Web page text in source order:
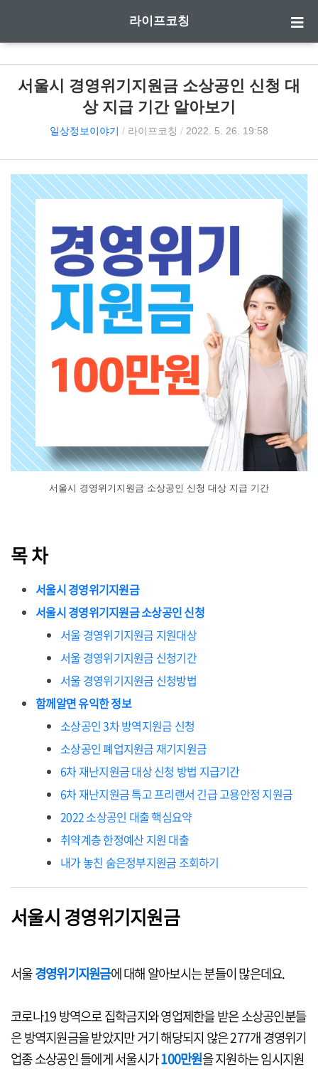
라이프코칭
서울시 경영위기지원금 소상공인 신청 대
상 지급 기간 알아보기
일상정보이야기 / 라이프코칭 / 2022. 5. 26. 19:58
서울시 경영위기지원금 소상공인 신청 대상 지급 기간
목 차
서울시 경영위기지원금
서울시 경영위기지원금 소상공인 신청
서울 경영위기지원금 지원대상
서울 경영위기지원금 신청기간
서울 경영위기지원금 신청방법
함께알면 유익한 정보
소상공인 3차 방역지원금 신청
소상공인 폐업지원금 재기지원금
6차 재난지원금 대상 신청 방법 지급기간
6차 재난지원금 특고 프리랜서 긴급 고용안정 지원금
2022 소상공인 대출 핵심요약
취약계층 한정예산 지원 대출
내가 놓친 숨은정부지원금 조회하기
서울시 경영위기지원금
서울경영위기지원금에 대해 알아보시는 분들이 많은데요.
코로나19 방역으로 집학금지와 영업제한을 받은 소상공인분들
은 방역지원금을 받았지만 거기 해당되지 않은 277개 경영위기
업종 소상공인 들에게 서울시가100만원을 지원하는 임시지원